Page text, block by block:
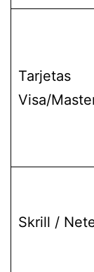
Tarjetas
Visa/
Skrill /